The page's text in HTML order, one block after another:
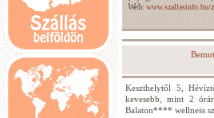
Web:www.szallasinfo.hu/
Keszthelytől 5,
kevesebb, mint 2
Balaton**** wellness